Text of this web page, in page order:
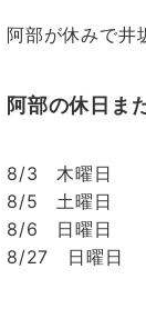
阿部が休みで井
阿部の休日ま
8/3 木曜日
8/5 土曜日
8/6 日曜日
8/27 日曜日